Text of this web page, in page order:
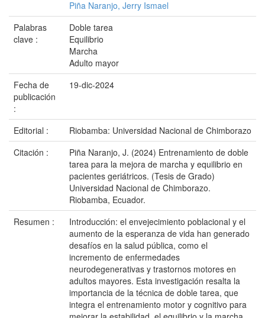
Piña Naranjo, Jerry Ismael
Palabras
clave :
Doble tarea
Equilibrio
Marcha
Adulto mayor
Fecha de
publicación
:
19-dic-2024
Editorial :
Riobamba: Universidad Nacional de Chimborazo
Citación :
Piña Naranjo, J. (2024) Entrenamiento de doble
tarea para la mejora de marcha y equilibrio en
pacientes geriátricos. (Tesis de Grado)
Universidad Nacional de Chimborazo.
Riobamba, Ecuador.
Resumen :
Introducción: el envejecimiento poblacional y el
aumento de la esperanza de vida han generado
desafíos en la salud pública, como el
incremento de enfermedades
neurodegenerativas y trastornos motores en
adultos mayores. Esta investigación resalta la
importancia de la técnica de doble tarea, que
integra el entrenamiento motor y cognitivo para